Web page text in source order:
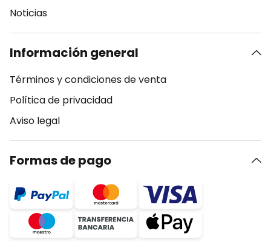
Noticias
Información general
Términos y condiciones de venta
Política de privacidad
Aviso legal
Formas de pago